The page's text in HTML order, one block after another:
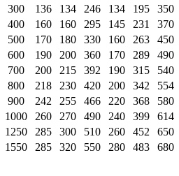
300
136 134 246 134 195 350
400
160 160 295 145 231 370
500
170 180 330 160 263 450
600
190 200 360 170 289 490
700
200 215 392 190 315 540
800
218 230 420 200 342 554
900
242 255 466 220 368 580
1000
260 270 490 240 399 614
1250
285 300 510 260 452 650
1550
285 320 550 280 483 680